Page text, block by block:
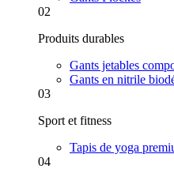
02
Produits durables
Gants jetables
Gants en nitrile
03
Sport et fitness
Tapis de yoga
04